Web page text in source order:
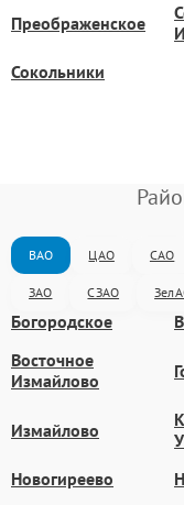
Преображенское
Сокольники
ВАО ЦАО САО
ЗАО СЗАО
Богородское
Восточное
Измайлово
Измайлово
Новогиреево